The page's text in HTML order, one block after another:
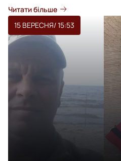
Читати більше
15 ВЕРЕСНЯ/ 15:53